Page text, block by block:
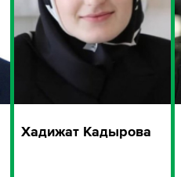
Хадижат Кадырова